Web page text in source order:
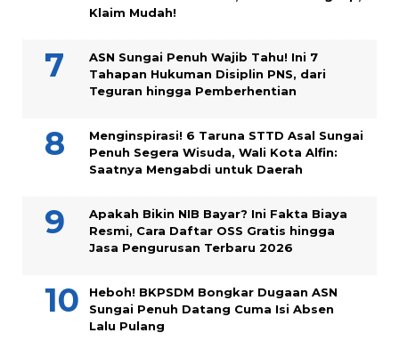
Klaim Mudah!
ASN Sungai Penuh Wajib Tahu! Ini 7
Tahapan Hukuman Disiplin PNS, dari
Teguran hingga Pemberhentian
Menginspirasi! 6 Taruna STTD Asal Sungai
Penuh Segera Wisuda, Wali Kota Alfin:
Saatnya Mengabdi untuk Daerah
Apakah Bikin NIB Bayar? Ini Fakta Biaya
Resmi, Cara Daftar OSS Gratis hingga
Jasa Pengurusan Terbaru 2026
Heboh! BKPSDM Bongkar Dugaan ASN
Sungai Penuh Datang Cuma Isi Absen
Lalu Pulang